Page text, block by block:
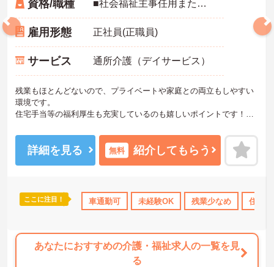
休日110日以上 産休･育休･介護休暇取得実績あり ボーナス・賞与
資格/職種 ■社会福祉主事任用または介護支援専門員のいずれかがあれば尚可 ■普通自動車運転免許（AT車限定可） ■実務経験5年以上の介護福祉士有資格者も応募可 ※未経験相談可、経験があれば尚可
雇用形態 正社員(正職員)
サービス 通所介護（デイサービス）
残業もほとんどないので、プライベートや家庭との両立もしやすい
環境です。
住宅手当等の福利厚生も充実しているのも嬉しいポイントです！
たしますのでお気軽にご相談ください！
詳細を見る 無料 紹介してもらう
ここに注目！ 車通勤可 未経験OK 残業少なめ 住宅
あなたにおすすめの介護・福祉求人の一覧を見
る